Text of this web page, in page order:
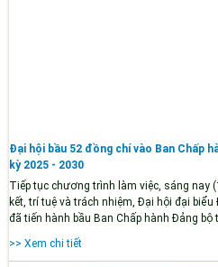
Đại hội bầu 52 đồng chí vào Ban Chấp
kỳ 2025 - 2030
Tiếp tục chương trình làm việc, sáng nay
kết, trí tuệ và trách nhiệm, Đại hội đại
đã tiến hành bầu Ban Chấp hành Đảng bộ
>> Xem chi tiết